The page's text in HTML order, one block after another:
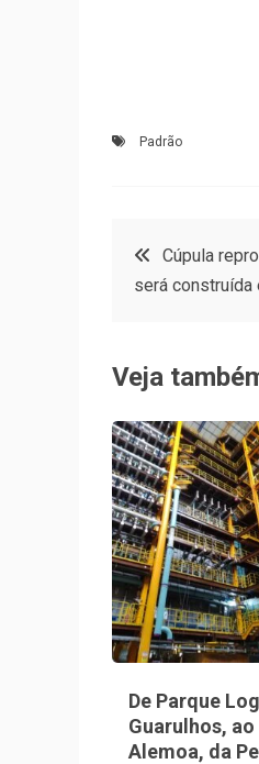
Padrão
Post
Cúpula
será construída
Veja
De Parque
Guarulhos,
Alemoa, da